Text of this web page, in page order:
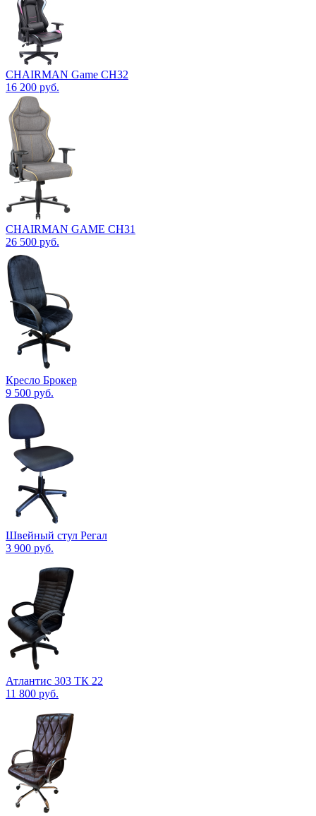
CHAIRMAN Game CH32
16 200 руб.
CHAIRMAN GAME CH31
26 500 руб.
Кресло Брокер
9 500 руб.
Швейный стул Регал
3 900 руб.
Атлантис 303 ТК 22
11 800 руб.